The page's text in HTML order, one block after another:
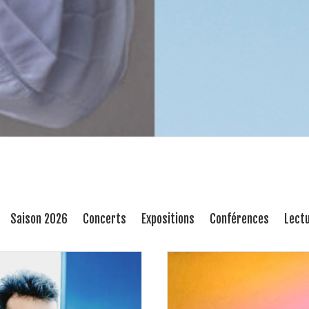
Saison 2026 Concerts Expositions Conférences